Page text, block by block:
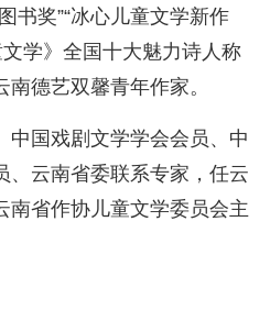
书奖”“冰心儿童文学新作
学》全国十大魅力诗人称
德艺双馨青年作家。
中国戏剧文学学会会员、中
、云南省委联系专家，任云
南省作协儿童文学委员会主